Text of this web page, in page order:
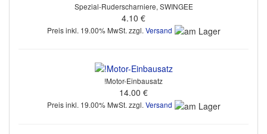
Spezial-Ruderscharniere, SWINGEE
4.10 €
Preis inkl. 19.00% MwSt. zzgl. Versand
!Motor-Einbausatz
14.00 €
Preis inkl. 19.00% MwSt. zzgl. Versand